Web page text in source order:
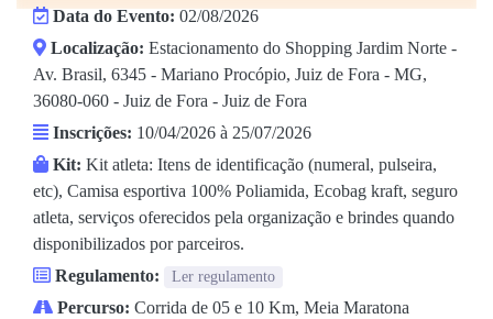
Data do Evento: 02/08/2026
Localização: Estacionamento do Shopping Jardim Norte -
Av. Brasil, 6345 - Mariano Procópio, Juiz de Fora - MG,
36080-060 - Juiz de Fora - Juiz de Fora
Inscrições: 10/04/2026 à 25/07/2026
Kit: Kit atleta: Itens de identificação (numeral, pulseira,
etc), Camisa esportiva 100% Poliamida, Ecobag kraft, seguro
atleta, serviços oferecidos pela organização e brindes quando
disponibilizados por parceiros.
Regulamento:
Ler regulamento
Percurso: Corrida de 05 e 10 Km, Meia Maratona